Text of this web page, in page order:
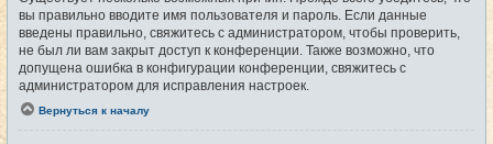
вы правильно вводите имя пользователя и пароль. Если данные
введены правильно, свяжитесь с администратором, чтобы проверить,
не был ли вам закрыт доступ к конференции. Также возможно, что
допущена ошибка в конфигурации конференции, свяжитесь с
администратором для исправления настроек.
Вернуться к началу